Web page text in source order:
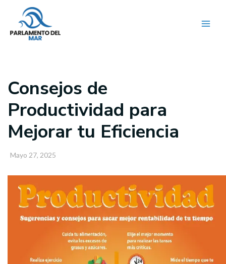
contenido
Consejos de
Productividad para
Mejorar tu Eficiencia
Mayo 27, 2025